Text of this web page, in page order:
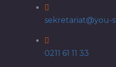
sekretariat@you-
0211 61 11 33